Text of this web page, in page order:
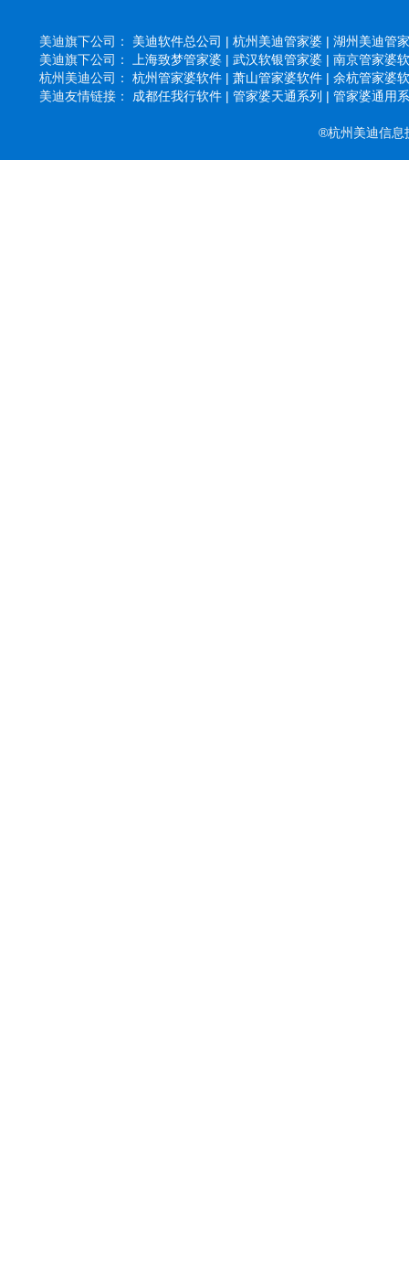
美迪旗下公司： 美迪软件总公司 | 杭州美迪管家婆 | 湖州美迪管
美迪旗下公司：
上海致梦管家婆 | 武汉软银管家婆 | 南京管家婆
杭州美迪公司： 杭州管家婆软件 | 萧山管家婆软件 | 余杭管家婆
美迪友情链接： 成都任我行软件 | 管家婆天通系列 | 管家婆通用
®杭州美迪信息